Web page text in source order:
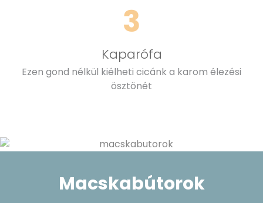
3
Kaparófa
Ezen gond nélkül kiélheti cicánk a karom élezési
ösztönét
Macskabútorok